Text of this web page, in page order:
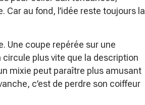
au fond, l’idée reste toujours la
Une coupe repérée sur une
plus vite que la description
mixie peut paraître plus amusant
c’est de perdre son coiffeur